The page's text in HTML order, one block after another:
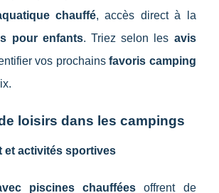
chauffé, accès direct à la
pour enfants. Triez selon les avis
vos prochainsfavoris camping
loisirs dans les campings
et activités sportives
piscines chauffées offrent de